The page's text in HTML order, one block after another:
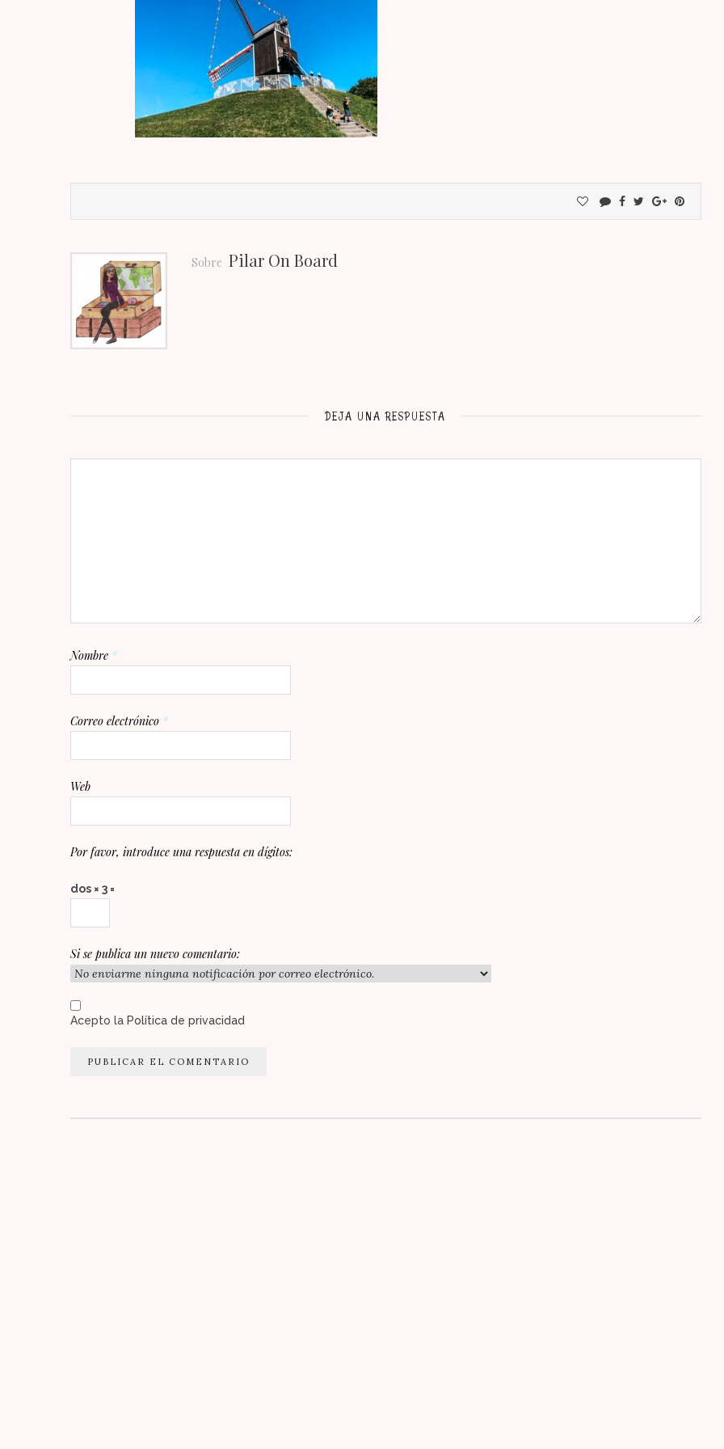
Sobre Pilar On Board
DEJA UNA RESPUESTA
Nombre *
Correo electrónico *
Web
Por favor, introduce una respuesta en dígitos:
dos × 3 =
Si se publica un nuevo comentario:
Acepto la Política de privacidad